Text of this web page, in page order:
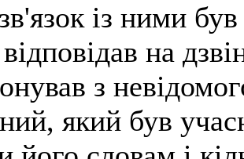
із ними
на
з
який був